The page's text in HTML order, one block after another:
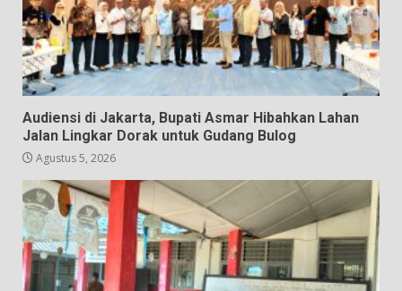
Audiensi di Jakarta, Bupati Asmar Hibahkan Lahan
Jalan Lingkar Dorak untuk Gudang Bulog
Agustus 5, 2026